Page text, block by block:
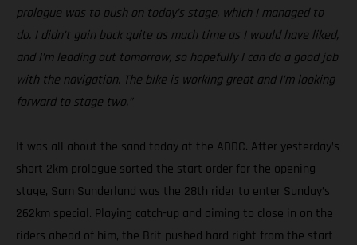
prologue was to push on today’s stage, which I managed to
do. I didn’t gain back quite as much time as I would have liked,
and I’m leading out tomorrow, so hopefully I can do a good job
with the navigation. The bike is working great and I’m looking
forward to stage two.”
It was all about the sand today at the ADDC. After yesterday’s
short 2km prologue sorted the start order for the opening
stage, Sam Sunderland was the 28th rider to enter Sunday’s
262km special. Playing catch-up and aiming to close in on the
riders ahead of him, the Brit pushed hard right from the start